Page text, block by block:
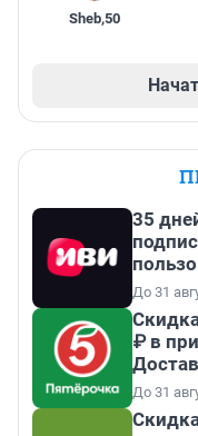
Sheb,50
35
До 31
₽ в
До 31